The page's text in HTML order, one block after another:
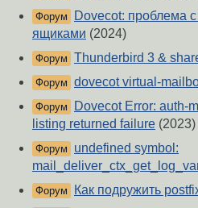
Форум
Dovecot: проблема
ящиками (2024)
Форум Thunderbird 3 &
Форум dovecot virtual-
Форум
Dovecot Error: auth-
listing returned failure (2023)
Форум
undefined symbol:
Форум Как подружить